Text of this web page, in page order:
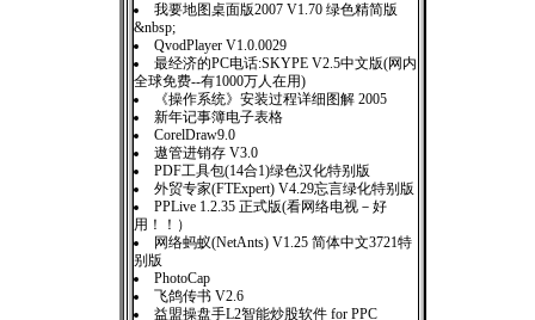
我要地图桌面版2007 V1.70 绿色精简版
&nbsp;
QvodPlayer V1.0.0029
最经济的PC电话:SKYPE V2.5中文版(网内
全球免费--有1000万人在用)
《操作系统》安装过程详细图解 2005
新年记事簿电子表格
CorelDraw9.0
遨管进销存 V3.0
PDF工具包(14合1)绿色汉化特别版
外贸专家(FTExpert) V4.29忘言绿化特别版
PPLive 1.2.35 正式版(看网络电视－好
用！！）
网络蚂蚁(NetAnts) V1.25 简体中文3721特
别版
PhotoCap
飞鸽传书 V2.6
益盟操盘手L2智能炒股软件 for PPC